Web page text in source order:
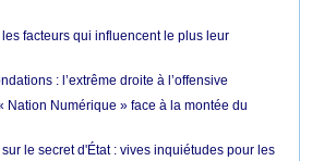
facteurs qui influencent le plus leur
: l’extrême droite à l’offensive
Nation Numérique » face à la montée du
le secret d'État : vives inquiétudes pour les